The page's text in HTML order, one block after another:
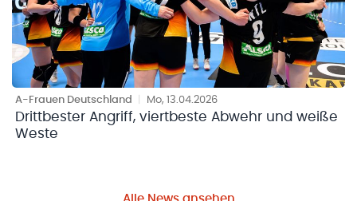
A-Frauen Deutschland Mo, 13.04.2026
Drittbester Angriff, viertbeste Abwehr und weiße
Weste